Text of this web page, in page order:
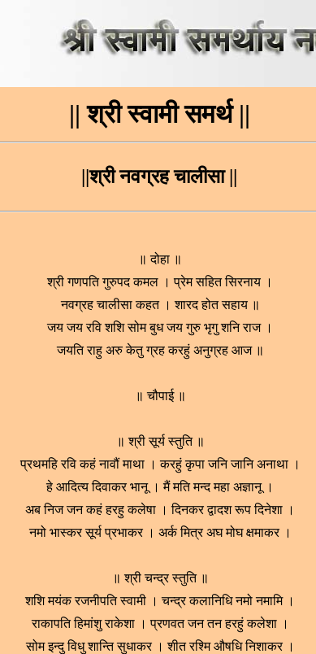
|| श्री स्वामी समर्थ ||
||श्री नवग्रह चालीसा ||
॥ दोहा ॥
श्री गणपति गुरुपद कमल । प्रेम सहित सिरनाय ।
नवग्रह चालीसा कहत । शारद होत सहाय ॥
जय जय रवि शशि सोम बुध जय गुरु भृगु शनि राज ।
जयति राहु अरु केतु ग्रह करहुं अनुग्रह आज ॥
॥ चौपाई ॥
॥ श्री सूर्य स्तुति ॥
प्रथमहि रवि कहं नावौं माथा । करहुं कृपा जनि जानि अनाथा ।
हे आदित्य दिवाकर भानू । मैं मति मन्द महा अज्ञानू ।
अब निज जन कहं हरहु कलेषा । दिनकर द्वादश रूप दिनेशा ।
नमो भास्कर सूर्य प्रभाकर । अर्क मित्र अघ मोघ क्षमाकर ।
॥ श्री चन्द्र स्तुति ॥
शशि मयंक रजनीपति स्वामी । चन्द्र कलानिधि नमो नमामि ।
राकापति हिमांशु राकेशा । प्रणवत जन तन हरहुं कलेशा ।
सोम इन्दु विधु शान्ति सुधाकर । शीत रश्मि औषधि निशाकर ।